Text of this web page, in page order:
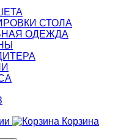
СТОЛА
ОДЕЖДА
Корзина